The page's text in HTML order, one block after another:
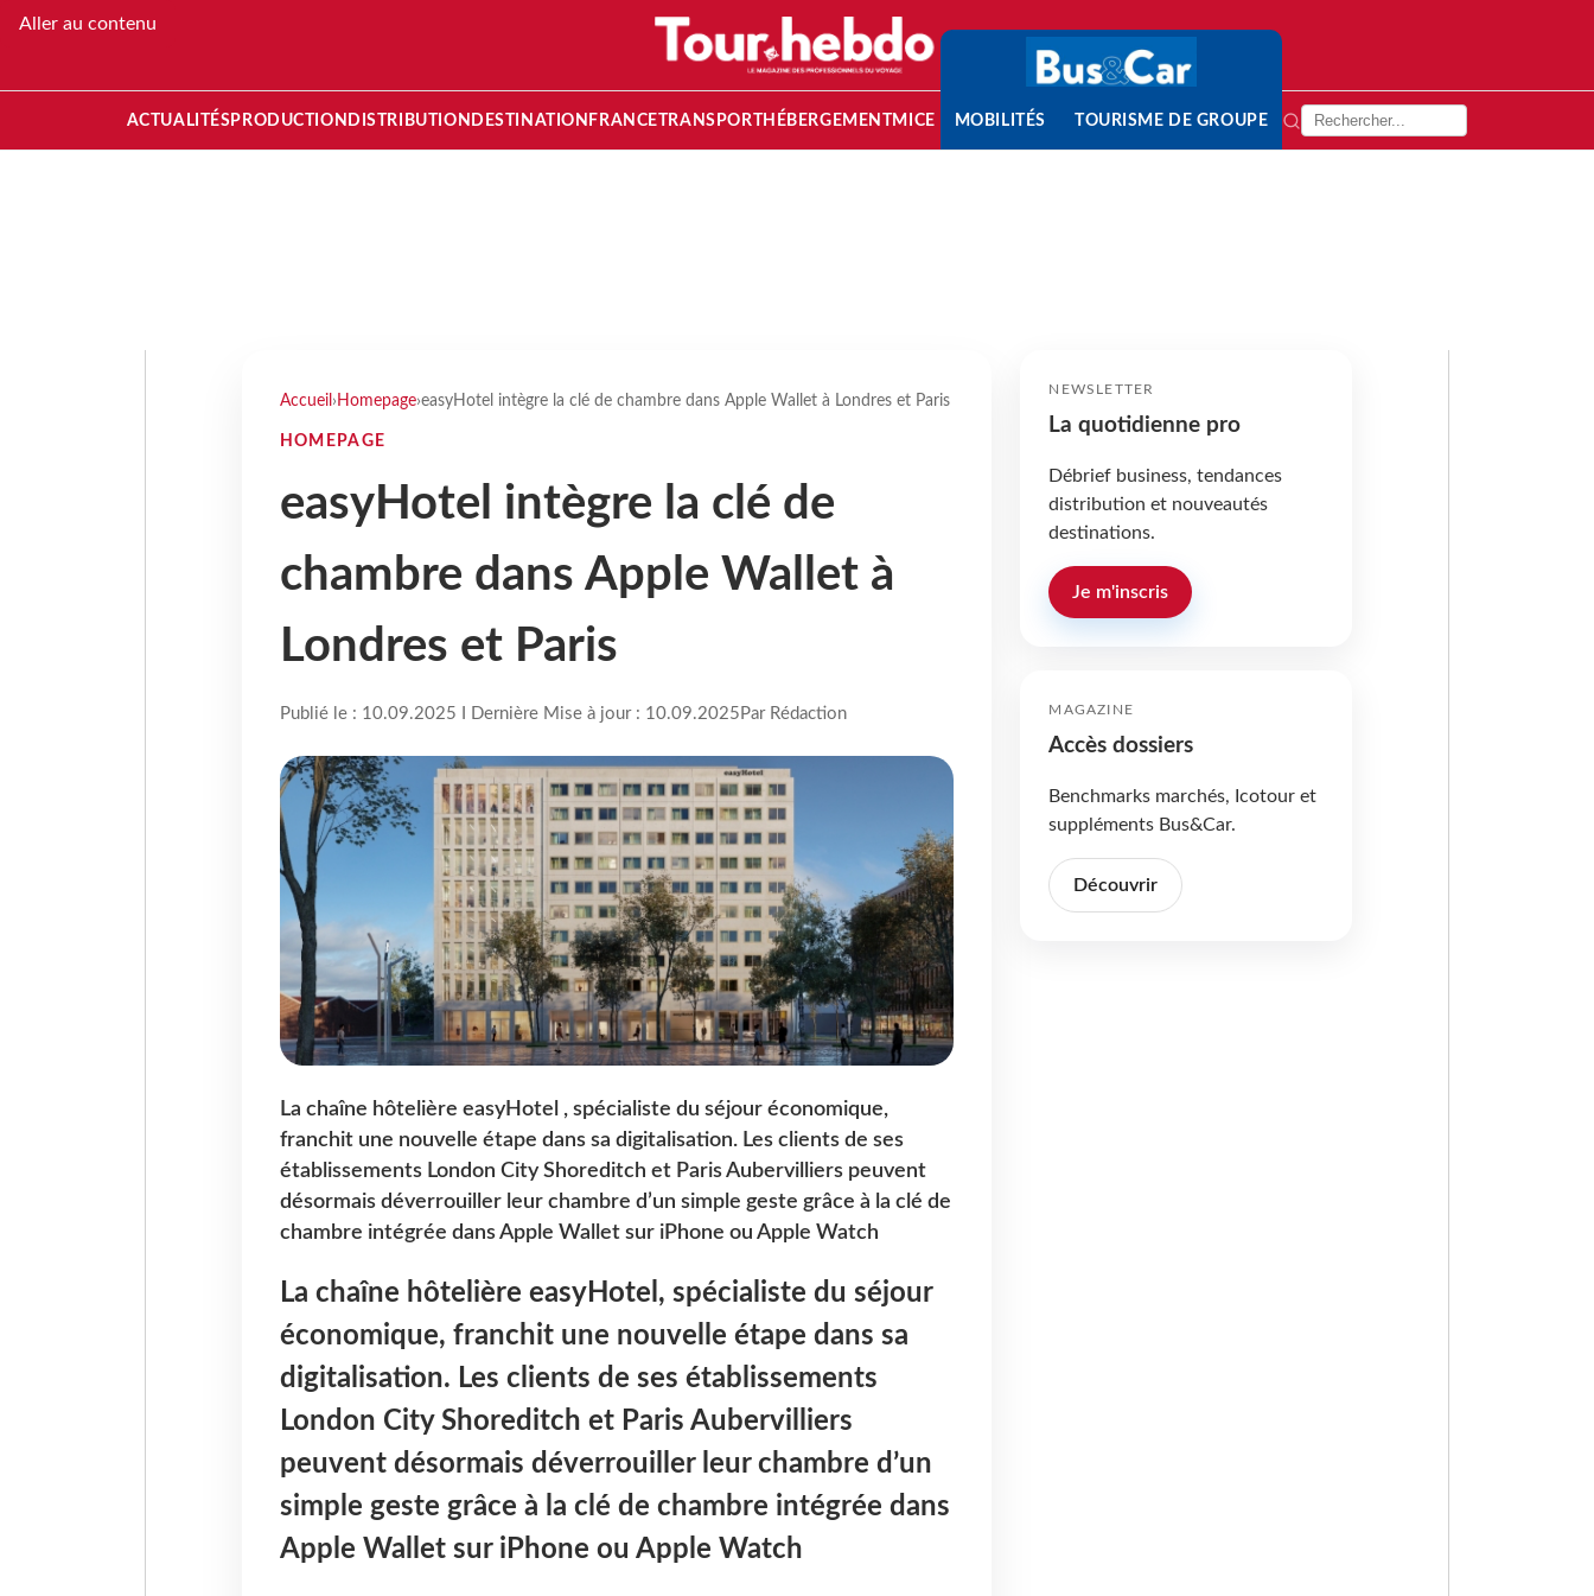
Aller au contenu
ACTUALITÉS PRODUCTION DISTRIBUTION DESTINATION FRANCETRANSPORT HÉBERGEMENTMICE MOBILITÉS TOURISME DE GROUPE
Accueil › Homepage›easyHotel intègre la clé de chambre dans Apple Wallet à Londres et Paris
HOMEPAGE
easyHotel intègre la clé de
chambre dans Apple Wallet à
Londres et Paris
Publié le : 10.09.2025 I Dernière Mise à jour : 10.09.2025 Par Rédaction
La chaîne hôtelière easyHotel , spécialiste du séjour économique,
franchit une nouvelle étape dans sa digitalisation. Les clients de ses
établissements London City Shoreditch et Paris Aubervilliers peuvent
désormais déverrouiller leur chambre d’un simple geste grâce à la clé de
chambre intégrée dans Apple Wallet sur iPhone ou Apple Watch
La chaîne hôtelière easyHotel , spécialiste du séjour
économique, franchit une nouvelle étape dans sa
digitalisation. Les clients de ses établissements
London City Shoreditch et Paris Aubervilliers
peuvent désormais déverrouiller leur chambre d’un
simple geste grâce à la clé de chambre intégrée dans
Apple Walletsur iPhone ou Apple Watch
NEWSLETTER
La quotidienne pro
Débrief business, tendances
distribution et nouveautés
destinations.
Je m'inscris
MAGAZINE
Accès dossiers
Benchmarks marchés, Icotour et
suppléments Bus&Car.
Découvrir